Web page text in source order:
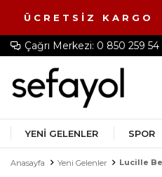
Çağrı Merkezi: 0 850 259 54
YENI GELENLER SPOR
Anasayfa Yeni Gelenler Lucille